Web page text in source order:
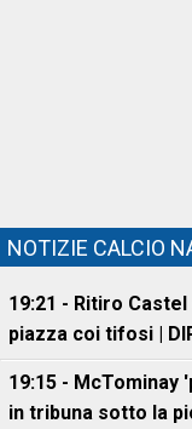
NOTIZIE CALCIO
19:21 - Ritiro
piazza coi tifosi |
19:15 - McTominay
in tribuna sotto la